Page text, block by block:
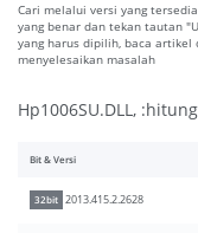
Cari melalui versi yang
yang benar dan tekan tautan
yang harus dipilih, baca
menyelesaikan masalah
Hp1006SU.DLL,
Bit & Versi
32bit 2013.415.2.2628